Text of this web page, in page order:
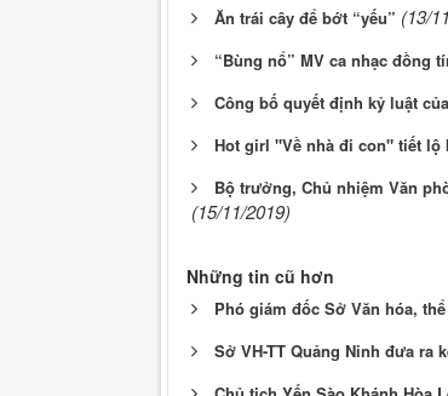
Ăn trái cây để bớt “yếu” (13/
“Bùng nổ” MV ca nhạc đồng
Công bố quyết định kỷ luật
Hot girl "Về nhà đi con" tiết lộ
Bộ trưởng, Chủ nhiệm Văn
(15/11/2019)
Những tin cũ hơn
Phó giám đốc Sở Văn hóa,
Sở VH-TT Quảng Ninh đưa ra